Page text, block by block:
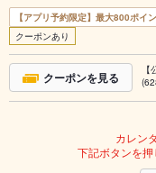
【アプリ予約限定】最大800ポイ
クーポンあり
クーポンを見る
カレン
下記ボタンを押